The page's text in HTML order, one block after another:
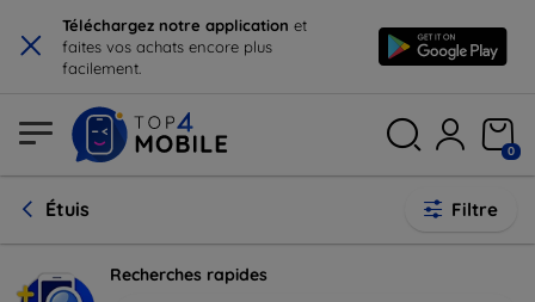
× Téléchargez notre application et
faites vos achats encore plus
facilement.
0
Étuis Filtre
Recherches rapides